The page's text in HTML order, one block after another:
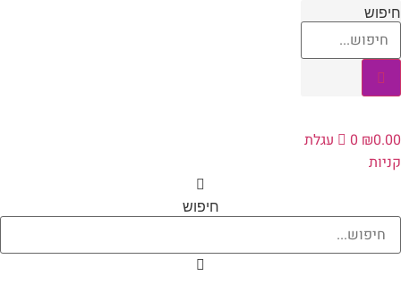
דלג
לתוכן
חיפוש
₪0.00
0
עגלת
קניות
חיפוש